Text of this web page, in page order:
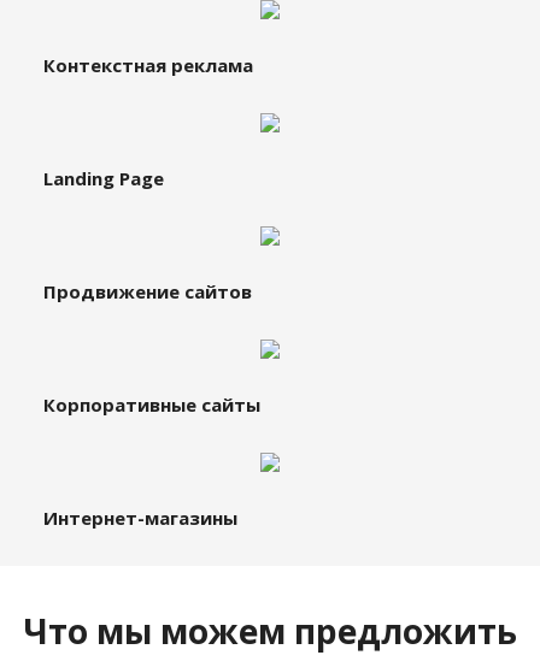
Контекстная реклама
Landing Page
Продвижение сайтов
Корпоративные сайты
Интернет-магазины
Что мы можем предложить